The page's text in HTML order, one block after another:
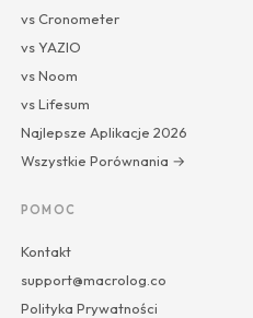
vs Cronometer
vs YAZIO
vs Noom
vs Lifesum
Najlepsze Aplikacje 2026
Wszystkie Porównania →
POMOC
Kontakt
support@macrolog.co
Polityka Prywatności